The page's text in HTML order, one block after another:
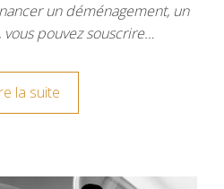
un déménagement, un
vous pouvez souscrire…
la suite